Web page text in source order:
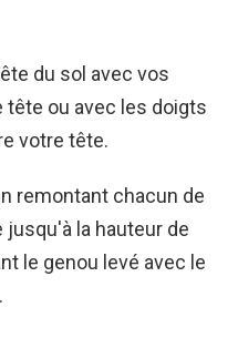
du sol avec vos
ou avec les doigts
votre tête.
remontant chacun de
la hauteur de
le genou levé avec le